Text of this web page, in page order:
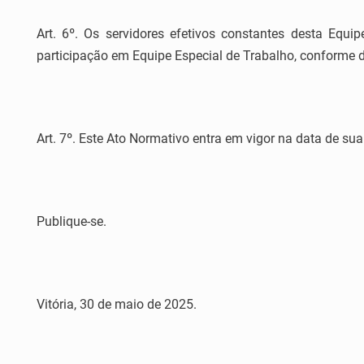
Art. 6º. Os servidores efetivos constantes desta
participação em Equipe Especial de Trabalho,
Art. 7º. Este Ato Normativo entra em vigor na data de
Publique-se.
Vitória, 30 de maio de 2025.